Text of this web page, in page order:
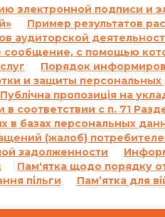
сроки, на
уплатить
в настоящем
пользование Кредитом
ранее начисленные
проценты годовых
процентов
на основании
Договору,
По договору о
электронной подписи и
Пример результатов
аудиторской
с помощью
Порядок
и защиты
Публічна пропозиція на
в соответствии с п. 71
в базах персональных
(жалоб)
задолженности
Пам'ятка щодо порядку
пільги
Пам’ятка для